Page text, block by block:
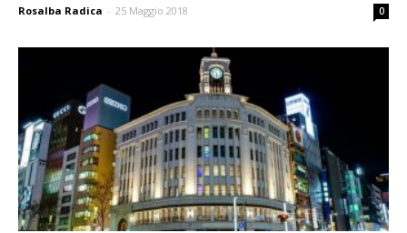
Rosalba Radica - 25 Maggio 2018 0